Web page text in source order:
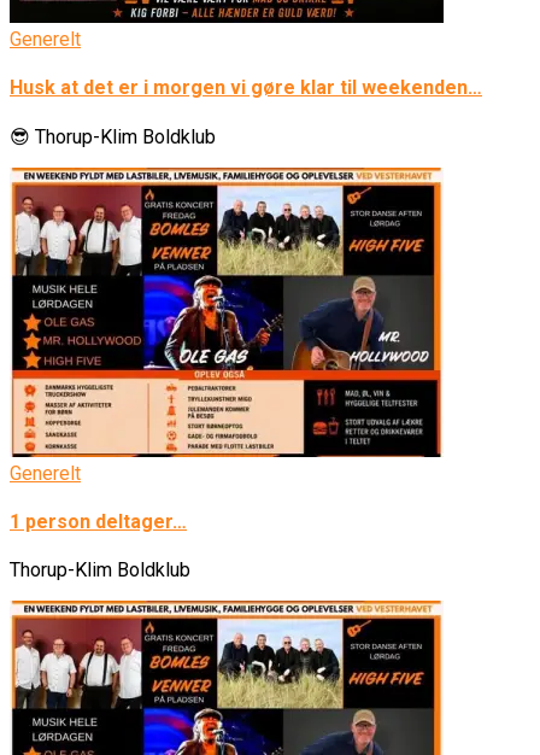
Generelt
Husk at det er i morgen vi gøre klar til weekenden…
😎 Thorup-Klim Boldklub
Generelt
1 person deltager…
Thorup-Klim Boldklub